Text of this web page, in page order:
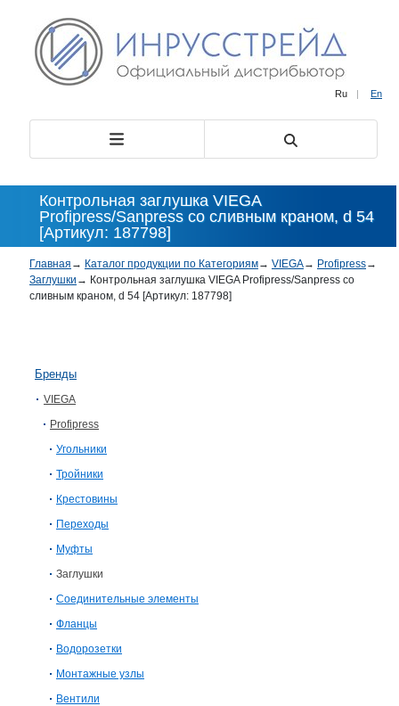
Ru | En
Контрольная заглушка VIEGA
Profipress/Sanpress со сливным краном, d 54
[Артикул: 187798]
Главная → Каталог продукции по Категориям→ VIEGA→ Profipress→
Заглушки → Контрольная заглушка VIEGA Profipress/Sanpress со
сливным краном, d 54 [Артикул: 187798]
Бренды
VIEGA
Profipress
Угольники
Тройники
Крестовины
Переходы
Муфты
Заглушки
Соединительные элементы
Фланцы
Водорозетки
Монтажные узлы
Вентили